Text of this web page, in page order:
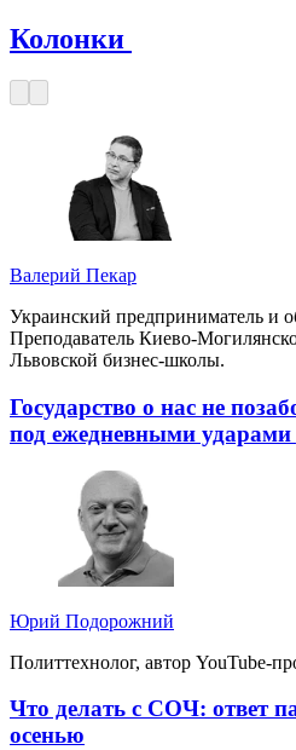
Колонки
Валерий Пекар
Украинский предприниматель и
Преподаватель Киево-
Львовской бизнес-школы.
Государство о нас не
под ежедневными ударами
Юрий Подорожний
Политтехнолог, автор YouTube-
Что делать с СОЧ: ответ
осенью